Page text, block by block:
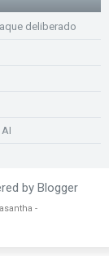
deliberado
by Blogger
-